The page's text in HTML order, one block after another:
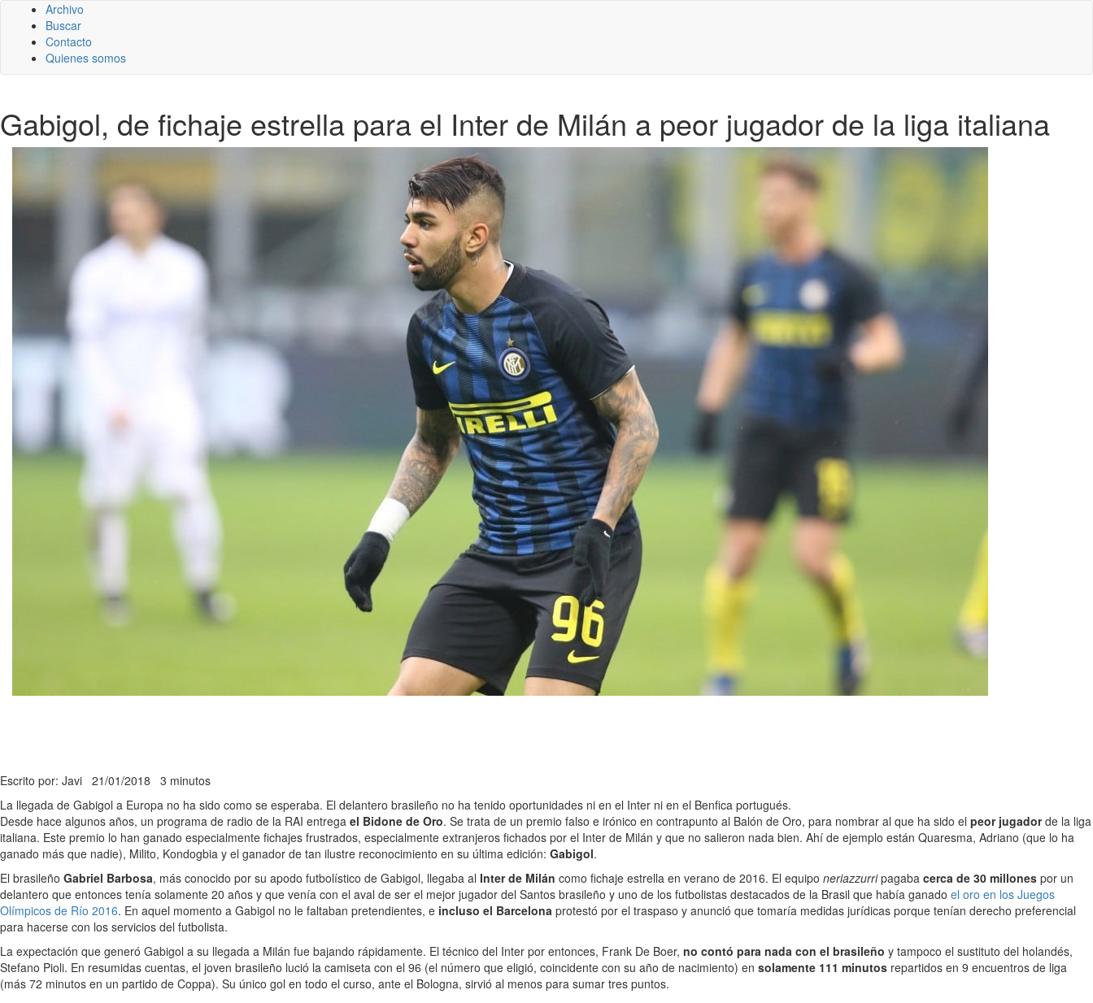
Archivo
Buscar
Contacto
Quienes somos
Gabigol, de fichaje estrella para el Inter de Milán a peor jugador de la liga italiana
Escrito por: Javi 21/01/2018 3 minutos
La llegada de Gabigol a Europa no ha sido como se esperaba. El delantero brasileño no ha tenido oportunidades ni en el Inter ni en el Benfica portugués.
Desde hace algunos años, un programa de radio de la RAI entrega el Bidone de Oro. Se trata de un premio falso e irónico en contrapunto al Balón de Oro, para nombrar al que ha sido el peor jugadorde la liga
italiana. Este premio lo han ganado especialmente fichajes frustrados, especialmente extranjeros fichados por el Inter de Milán y que no salieron nada bien. Ahí de ejemplo están Quaresma, Adriano (que lo ha
ganado más que nadie), Milito, Kondogbia y el ganador de tan ilustre reconocimiento en su última edición: Gabigol.
El brasileño Gabriel Barbosa, más conocido por su apodo futbolístico de Gabigol, llegaba al Inter de Milán como fichaje estrella en verano de 2016. El equipo neriazzurripagaba cerca de 30 millones por un
delantero que entonces tenía solamente 20 años y que venía con el aval de ser el mejor jugador del Santos brasileño y uno de los futbolistas destacados de la Brasil que había ganado el oro en los Juegos
Olímpicos de Río 2016. En aquel momento a Gabigol no le faltaban pretendientes, e incluso el Barcelona protestó por el traspaso y anunció que tomaría medidas jurídicas porque tenían derecho preferencial
para hacerse con los servicios del futbolista.
La expectación que generó Gabigol a su llegada a Milán fue bajando rápidamente. El técnico del Inter por entonces, Frank De Boer, no contó para nada con el brasileño y tampoco el sustituto del holandés,
Stefano Pioli. En resumidas cuentas, el joven brasileño lució la camiseta con el 96 (el número que eligió, coincidente con su año de nacimiento) en solamente 111 minutos repartidos en 9 encuentros de liga
(más 72 minutos en un partido de Coppa). Su único gol en todo el curso, ante el Bologna, sirvió al menos para sumar tres puntos.